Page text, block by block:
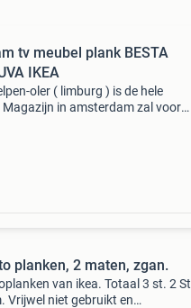
tv meubel plank BESTA
IKEA
oler ( limburg ) is de hele
in amsterdam zal voor 2
planken, 2 maten, zgan.
van ikea. Totaal 3 st. 2 St
Vrijwel niet gebruikt en